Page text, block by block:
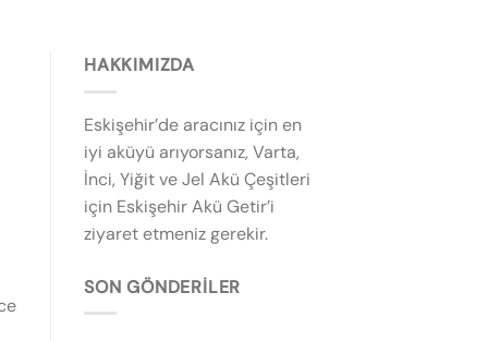
HAKKIMIZDA
Eskişehir’de aracınız için en
iyi aküyü arıyorsanız, Varta,
İnci, Yiğit ve Jel Akü Çeşitleri
için Eskişehir Akü Getir’i
ziyaret etmeniz gerekir.
SON GÖNDERILER